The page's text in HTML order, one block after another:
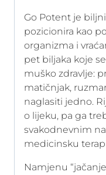
Go Potent je
pozicionira kao
organizma i
pet biljaka koje
muško zdravlje:
matičnjak,
naglasiti jedno.
o lijeku, pa ga
svakodnevnim
medicinsku
Namjenu